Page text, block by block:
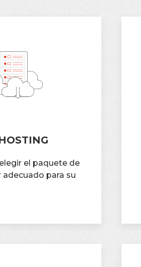
el paquete de
para su